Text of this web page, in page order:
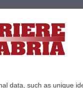
data, such as unique
|Privacy